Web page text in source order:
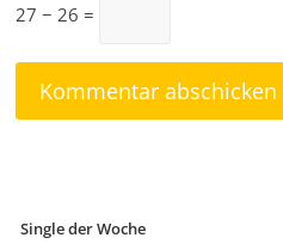
27 − 26 =
Single der Woche